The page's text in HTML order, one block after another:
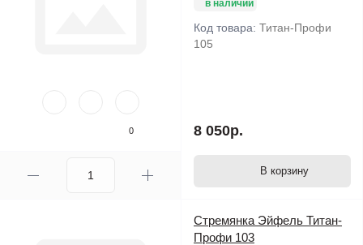
0
в наличии
Код товара: Титан-Профи
105
8 050р.
В корзину
Стремянка Эйфель Титан-
Профи 103